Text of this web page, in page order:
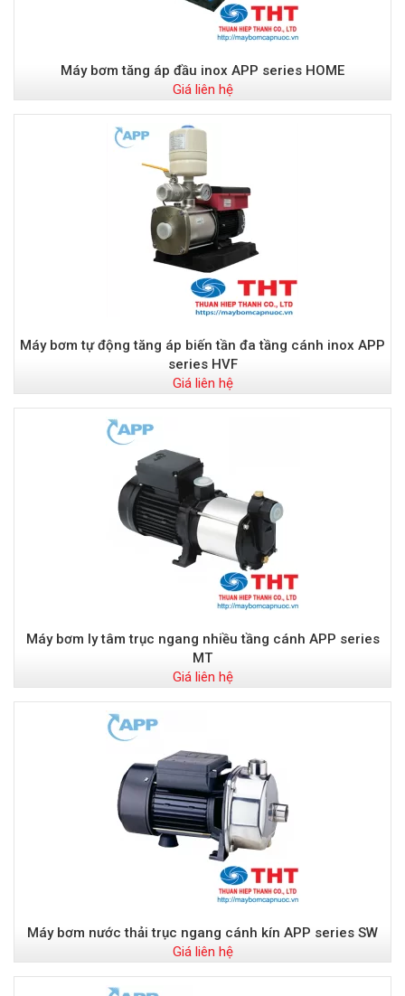
Máy bơm tăng áp đầu inox APP series HOME
Giá liên hệ
Máy bơm tự động tăng áp biến tần đa tầng cánh inox APP
series HVF
Giá liên hệ
Máy bơm ly tâm trục ngang nhiều tầng cánh APP series
MT
Giá liên hệ
Máy bơm nước thải trục ngang cánh kín APP series SW
Giá liên hệ